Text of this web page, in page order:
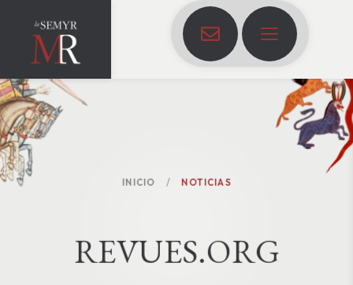
INICIO NOTICIAS
REVUES.ORG